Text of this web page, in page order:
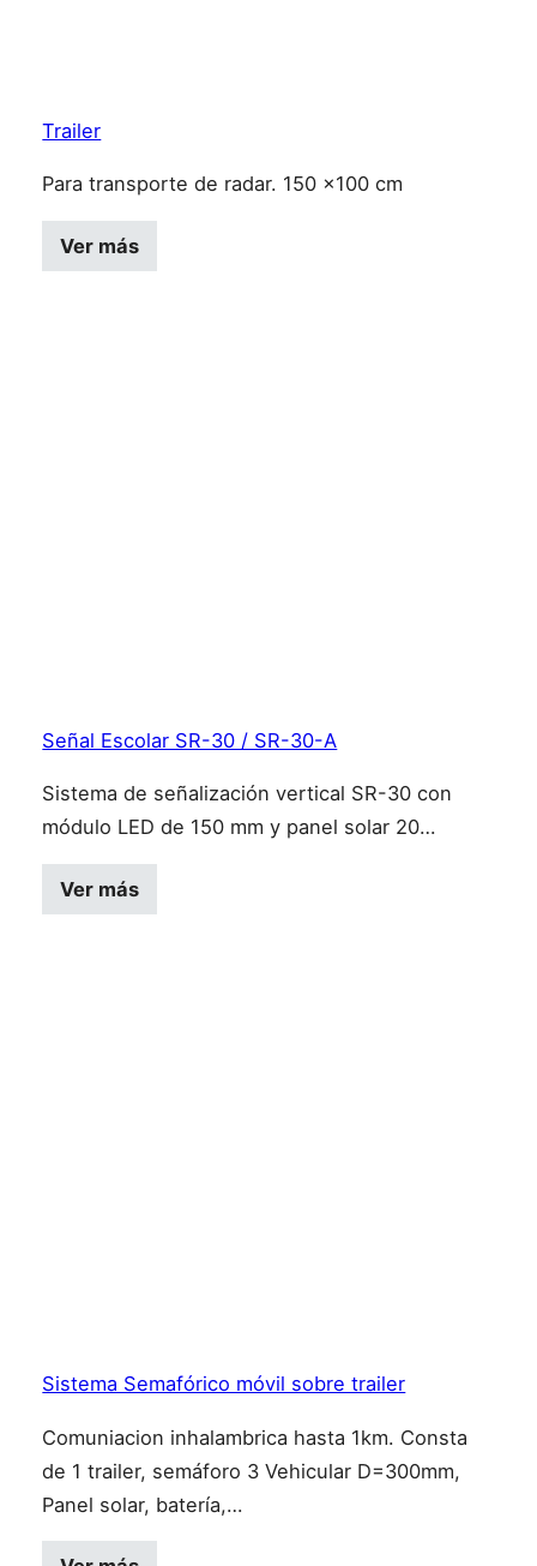
Trailer
Para transporte de radar. 150 x100 cm
Ver más
Señal Escolar SR-30 / SR-30-A
Sistema de señalización vertical SR-30 con
módulo LED de 150 mm y panel solar 20…
Ver más
Sistema Semafórico móvil sobre trailer
Comuniacion inhalambrica hasta 1km. Consta
de 1 trailer, semáforo 3 Vehicular D=300mm,
Panel solar, batería,…